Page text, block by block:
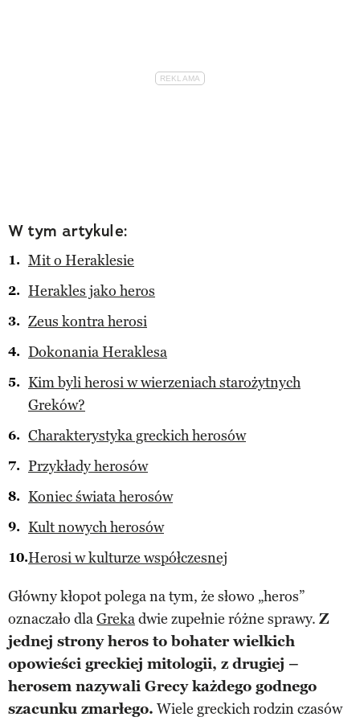
W tym artykule:
Mit o Heraklesie
Herakles jako heros
Zeus kontra herosi
Dokonania Heraklesa
Kim byli herosi w wierzeniach starożytnych
Greków?
Charakterystyka greckich herosów
Przykłady herosów
Koniec świata herosów
Kult nowych herosów
Herosi w kulturze współczesnej
Główny kłopot polega na tym, że słowo „heros”
oznaczało dlaGrekadwie zupełnie różne sprawy. Z
jednej strony heros to bohater wielkich
opowieści greckiej mitologii, z drugiej –
herosem nazywali Grecy każdego godnego
szacunku zmarłego. Wiele greckich rodzin czasów